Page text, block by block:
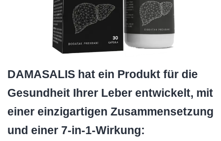
DAMASALIS hat ein Produkt für die
Gesundheit Ihrer Leber entwickelt, mit
einer einzigartigen Zusammensetzung
und einer 7-in-1-Wirkung: